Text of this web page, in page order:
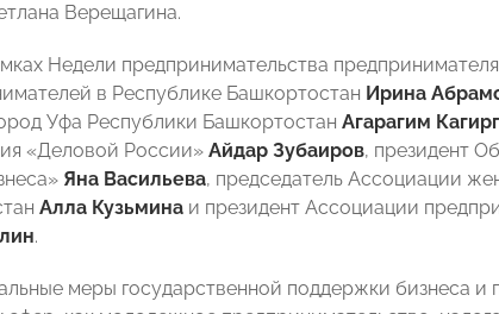
Верещагина.
Недели предпринимательства
в Республике Башкортостан Ирина
Уфа Республики Башкортостан Агарагим
«Деловой России» Айдар Зубаиров, президент
Яна Васильева, председатель Ассоциации
Алла Кузьмина и президент Ассоциации
.
меры государственной поддержки бизнеса и